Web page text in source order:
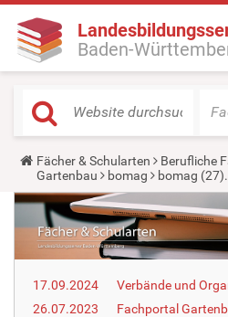
Baden-
Y
o
u
a
e
h
e
e
:
Fächer & Schularten
Berufliche
Gartenbau
bomag bomag
17.09.2024
Verbände und
26.07.2023
Fachportal